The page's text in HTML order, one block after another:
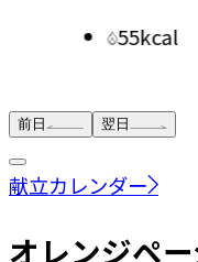
55kcal
前日 翌日
献立カレンダー
オレンジペ